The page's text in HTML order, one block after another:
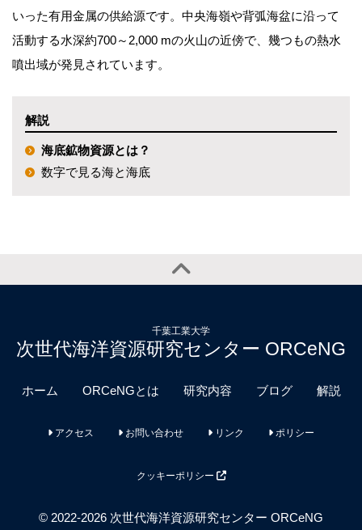
いった有用金属の供給源です。中央海嶺や背弧海盆に沿って
活動する水深約700～ 2,000 mの火山の近傍で、幾つもの熱水
噴出域が発見されています。
解説
海底鉱物資源とは？
数字で見る海と海底
千葉工業大学
次世代海洋資源研究センター ORCeNG
ホーム ORCeNGとは 研究内容 ブログ 解説
アクセス お問い合わせ リンク ポリシー
クッキーポリシー
© 2022-2026 次世代海洋資源研究センター ORCeNG